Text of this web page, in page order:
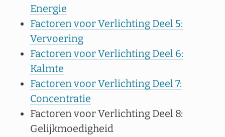
Energie
Factoren voor Verlichting Deel 5:
Vervoering
Factoren voor Verlichting Deel 6:
Kalmte
Factoren voor Verlichting Deel 7:
Concentratie
Factoren voor Verlichting Deel 8:
Gelijkmoedigheid